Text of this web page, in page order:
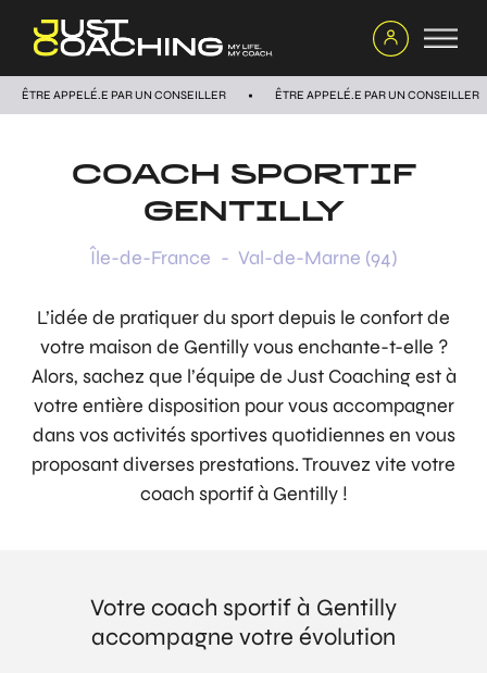
ÊTRE APPELÉ.E PAR UN CONSEILLER ÊTRE APPELÉ.E PAR UN CONSEILLER
COACH SPORTIF
GENTILLY
Île-de-France - Val-de-Marne (94)
L’idée de pratiquer du sport depuis le confort de
votre maison de Gentilly vous enchante-t-elle ?
Alors, sachez que l’équipe de Just Coaching est à
votre entière disposition pour vous accompagner
dans vos activités sportives quotidiennes en vous
proposant diverses prestations. Trouvez vite votre
coach sportif à Gentilly !
Votre coach sportif à Gentilly
accompagne votre évolution